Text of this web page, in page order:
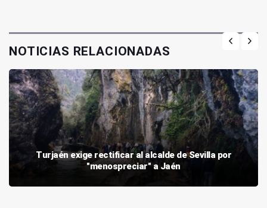
NOTICIAS RELACIONADAS
Turjaén exige rectificar al alcalde de Sevilla por
"menospreciar" a Jaén